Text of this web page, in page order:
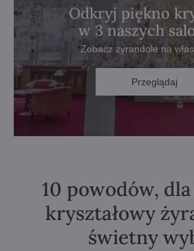
Odkryj piękno
w 3 naszych
Zobacz żyrandole na
Przeglądaj
10 powodów,
kryształowy
świetny